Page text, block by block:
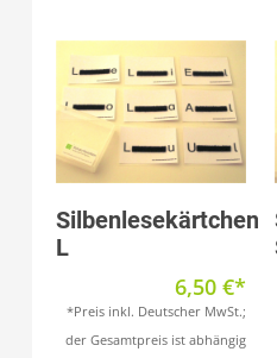
Produkt anzeigen
Silbenlesekärtchen
L
6,50 €
*Preis inkl. Deutscher MwSt.;
der Gesamtpreis ist abhängig